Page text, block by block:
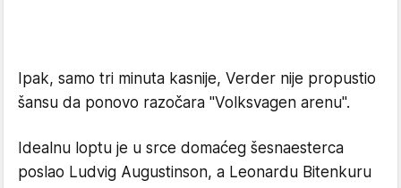
Ipak, samo tri minuta kasnije, Verder nije propustio
šansu da ponovo razočara ''Volksvagen arenu''.
Idealnu loptu je u srce domaćeg šesnaesterca
poslao Ludvig Augustinson, a Leonardu Bitenkuru